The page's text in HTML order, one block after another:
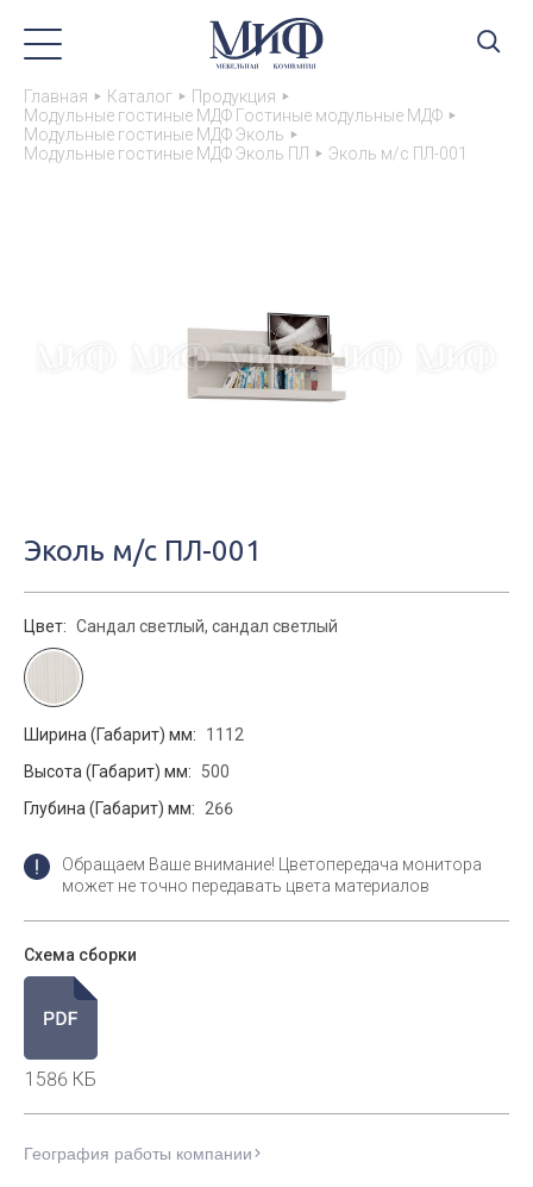
Главная Каталог
Продукция
Модульные гостиные МДФ Гостиные модульные МДФ
Модульные гостиные МДФ Эколь
Модульные гостиные МДФ Эколь ПЛ
Эколь м/с ПЛ-001
Эколь м/с ПЛ-001
Цвет: Сандал светлый, сандал светлый
Ширина (Габарит) мм:
1112
Высота (Габарит) мм:
500
Глубина (Габарит) мм:
266
Обращаем Ваше внимание! Цветопередача монитора
может не точно передавать цвета материалов
Схема сборки
1586 КБ
География работы компании